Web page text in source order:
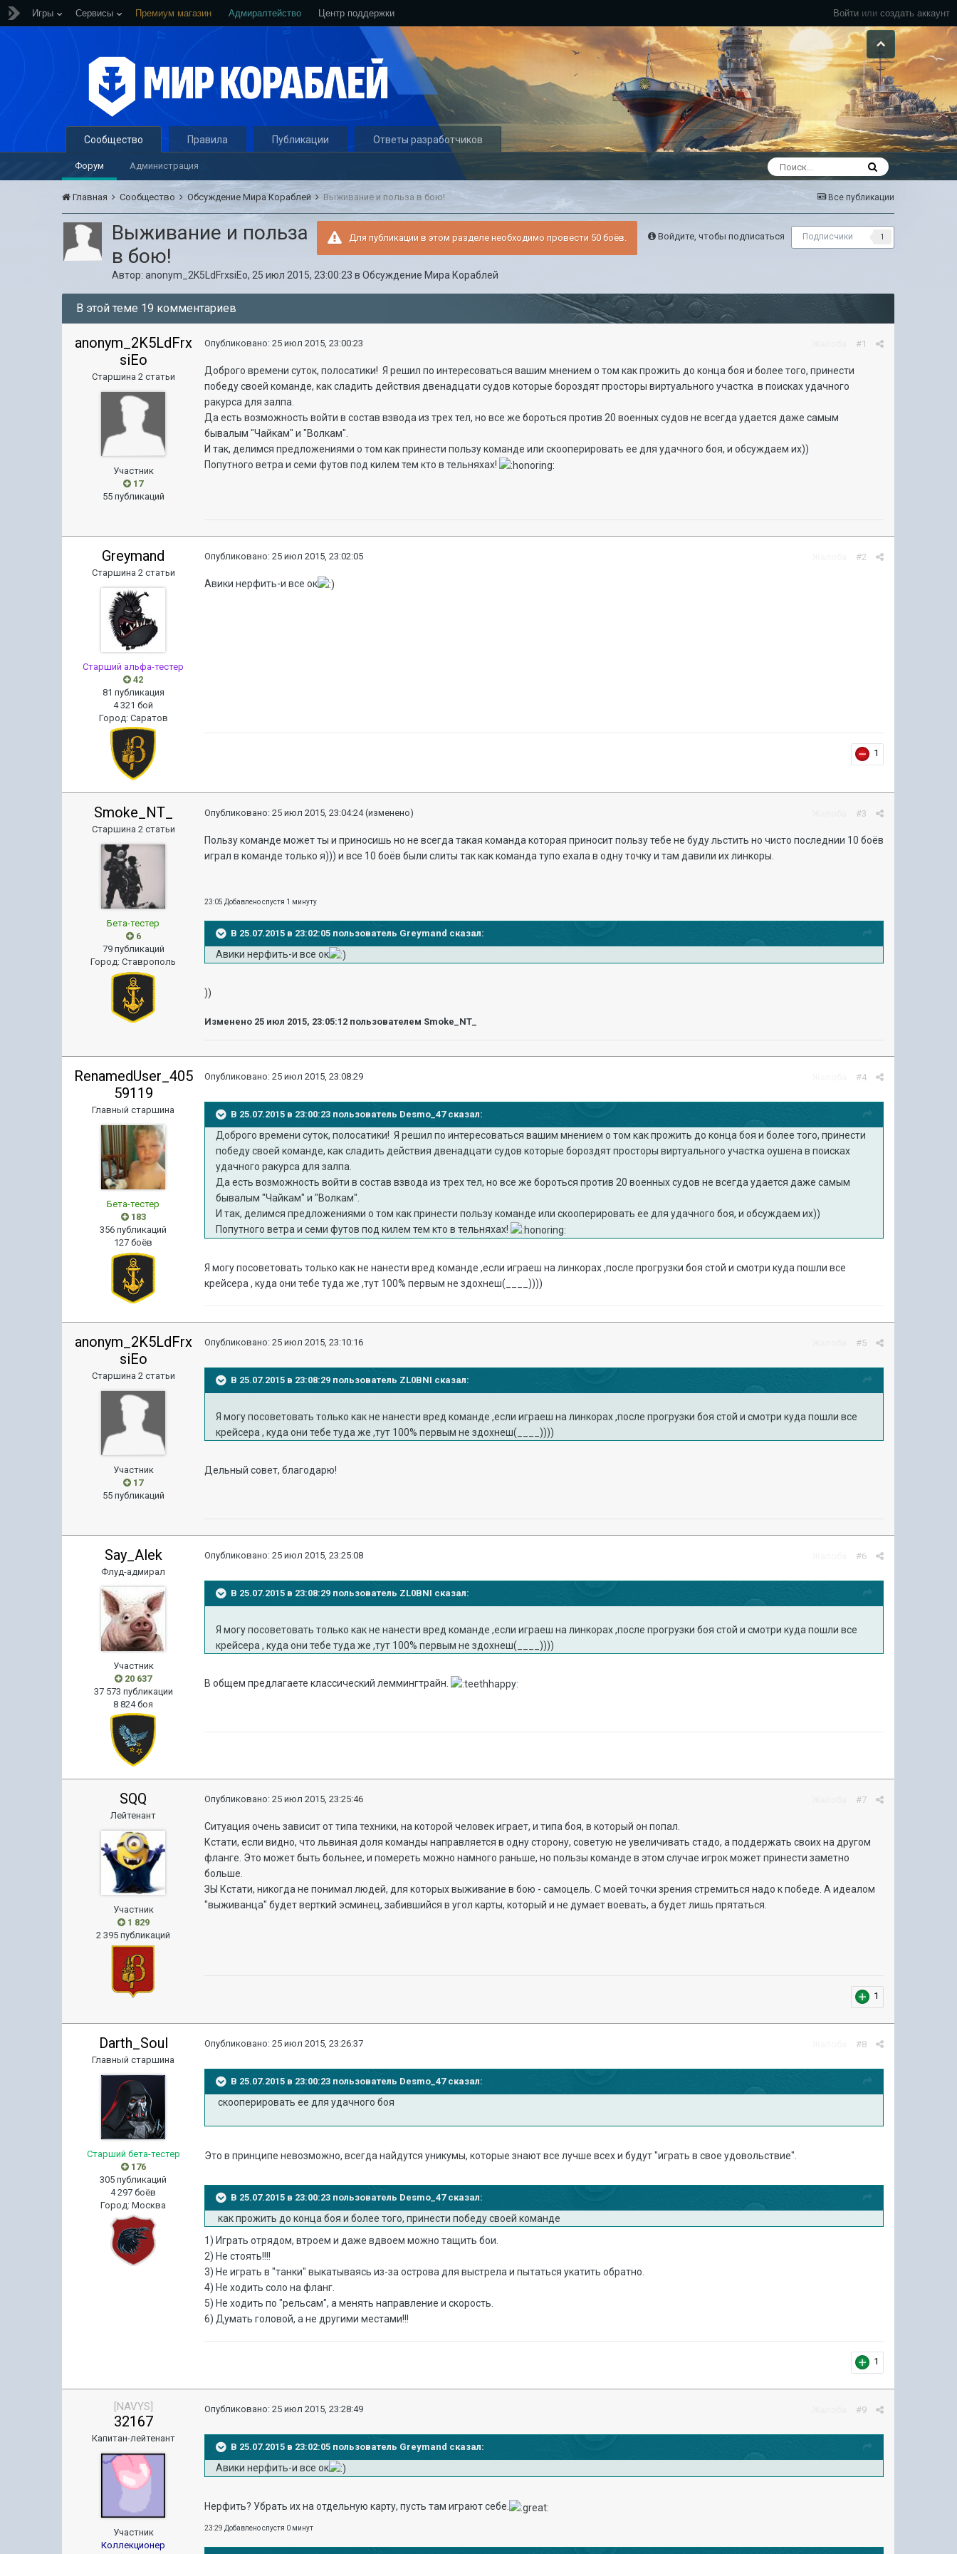
Войти или создать аккаунт
Игры Сервисы Премиум магазин Адмиралтейство Центр поддержки
Сообщество
Форум Администрация
Правила Публикации Ответы разработчиков
Все публикации
Главная Сообщество Обсуждение Мира Кораблей Выживание и польза в бою!
Войдите, чтобы подписаться Подписчики 1
Для публикации в этом разделе необходимо провести 50 боёв.
Выживание и польза
в бою!
Автор:anonym_2K5LdFrxsiEo, 25 июл 2015, 23:00:23 вОбсуждение Мира Кораблей
В этой теме 19 комментариев
anonym_2K5LdFrx
siEo
Старшина 2 статьи
Участник
17
55 публикаций
#1
Опубликовано:25 июл 2015, 23:00:23
Доброго времени суток, полосатики! Я решил по интересоваться вашим мнением о том как прожить до конца боя и более того, принести
победу своей команде, как сладить действия двенадцати судов которые бороздят просторы виртуального участка в поисках удачного
ракурса для залпа.
Да есть возможность войти в состав взвода из трех тел, но все же бороться против 20 военных судов не всегда удается даже самым
бывалым "Чайкам" и "Волкам".
И так, делимся предложениями о том как принести пользу команде или скооперировать ее для удачного боя, и обсуждаем их))
Попутного ветра и семи футов под килем тем кто в тельняхах!
Greymand
Старшина 2 статьи
Старший альфа-тестер
42
81 публикация
4 321 бой
Город: Саратов
#2
Опубликовано:25 июл 2015, 23:02:05
Авики нерфить-и все ок
1
Smoke_NT_
Старшина 2 статьи
Бета-тестер
6
79 публикаций
Город:Ставрополь
#3
Опубликовано:25 июл 2015, 23:04:24 (изменено)
Пользу команде может ты и приносишь но не всегда такая команда которая приносит пользу тебе не буду льстить но чисто последнии 10 боёв
играл в команде только я))) и все 10 боёв были слиты так как команда тупо ехала в одну точку и там давили их линкоры.
23:05 Добавлено спустя 1 минуту
В 25.07.2015 в 23:02:05 пользователь Greymand сказал:
Авики нерфить-и все ок
))
Изменено 25 июл 2015, 23:05:12 пользователем Smoke_NT_
RenamedUser_405
59119
Главный старшина
Бета-тестер
183
356 публикаций
127 боёв
#4
Опубликовано:25 июл 2015, 23:08:29
В 25.07.2015 в 23:00:23 пользователь Desmo_47 сказал:
Доброго времени суток, полосатики! Я решил по интересоваться вашим мнением о том как прожить до конца боя и более того, принести
победу своей команде, как сладить действия двенадцати судов которые бороздят просторы виртуального участка оушена в поисках
удачного ракурса для залпа.
Да есть возможность войти в состав взвода из трех тел, но все же бороться против 20 военных судов не всегда удается даже самым
бывалым "Чайкам" и "Волкам".
И так, делимся предложениями о том как принести пользу команде или скооперировать ее для удачного боя, и обсуждаем их))
Попутного ветра и семи футов под килем тем кто в тельняхах!
Я могу посоветовать только как не нанести вред команде ,если играеш на линкорах ,после прогрузки боя стой и смотри куда пошли все
крейсера , куда они тебе туда же ,тут 100% первым не здохнеш(____))))
anonym_2K5LdFrx
siEo
Старшина 2 статьи
Участник
17
55 публикаций
#5
Опубликовано:25 июл 2015, 23:10:16
В 25.07.2015 в 23:08:29 пользователь ZL0BNI сказал:
Я могу посоветовать только как не нанести вред команде ,если играеш на линкорах ,после прогрузки боя стой и смотри куда пошли все
крейсера , куда они тебе туда же ,тут 100% первым не здохнеш(____))))
Дельный совет, благодарю!
Say_Alek
Флуд-адмирал
Участник
20 637
37 573 публикации
8 824 боя
#6
Опубликовано:25 июл 2015, 23:25:08
В 25.07.2015 в 23:08:29 пользователь ZL0BNI сказал:
Я могу посоветовать только как не нанести вред команде ,если играеш на линкорах ,после прогрузки боя стой и смотри куда пошли все
крейсера , куда они тебе туда же ,тут 100% первым не здохнеш(____))))
В общем предлагаете классический леммингтрайн.
SQQ
Лейтенант
Участник
1 829
2 395 публикаций
#7
Опубликовано:25 июл 2015, 23:25:46
Ситуация очень зависит от типа техники, на которой человек играет, и типа боя, в который он попал.
Кстати, если видно, что львиная доля команды направляется в одну сторону, советую не увеличивать стадо, а поддержать своих на другом
фланге. Это может быть больнее, и помереть можно намного раньше, но пользы команде в этом случае игрок может принести заметно
больше.
ЗЫ Кстати, никогда не понимал людей, для которых выживание в бою - самоцель. С моей точки зрения стремиться надо к победе. А идеалом
"выживанца" будет верткий эсминец, забившийся в угол карты, который и не думает воевать, а будет лишь прятаться.
1
Darth_Soul
Главный старшина
Старший бета-тестер
176
305 публикаций
4 297 боёв
Город:Москва
#8
Опубликовано:25 июл 2015, 23:26:37
В 25.07.2015 в 23:00:23 пользователь Desmo_47 сказал:
скооперировать ее для удачного боя
Это в принципе невозможно, всегда найдутся уникумы, которые знают все лучше всех и будут "играть в свое удовольствие".
В 25.07.2015 в 23:00:23 пользователь Desmo_47 сказал:
как прожить до конца боя и более того, принести победу своей команде
1) Играть отрядом, втроем и даже вдвоем можно тащить бои.
2) Не стоять!!!!
3) Не играть в "танки" выкатываясь из-за острова для выстрела и пытаться укатить обратно.
4) Не ходить соло на фланг.
5) Не ходить по "рельсам", а менять направление и скорость.
6) Думать головой, а не другими местами!!!
1
[NAVYS]
32167
Капитан-лейтенант
Участник
Коллекционер
#9
Опубликовано:25 июл 2015, 23:28:49
В 25.07.2015 в 23:02:05 пользователь Greymand сказал:
Авики нерфить-и все ок
Нерфить? Убрать их на отдельную карту, пусть там играют себе.
23:29 Добавлено спустя 0 минут